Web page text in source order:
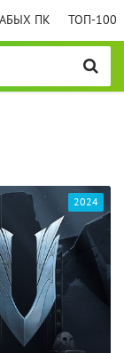
ПК ТОП-100
2024